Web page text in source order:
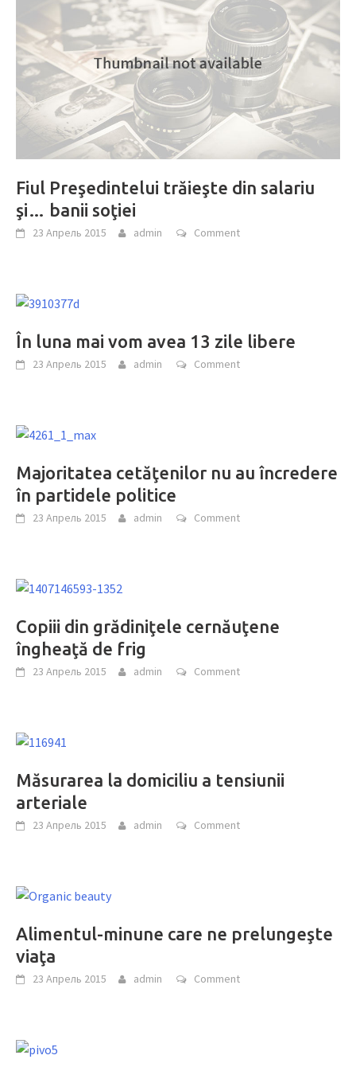
Fiul Preşedintelui trăieşte din salariu
şi… banii soţiei
23 Апрель 2015 admin Comment
În luna mai vom avea 13 zile libere
23 Апрель 2015 admin Comment
Majoritatea cetăţenilor nu au încredere
în partidele politice
23 Апрель 2015 admin Comment
Copiii din grădiniţele cernăuţene
îngheaţă de frig
23 Апрель 2015 admin Comment
Măsurarea la domiciliu a tensiunii
arteriale
23 Апрель 2015 admin Comment
Alimentul-minune care ne prelungeşte
viaţa
23 Апрель 2015 admin Comment